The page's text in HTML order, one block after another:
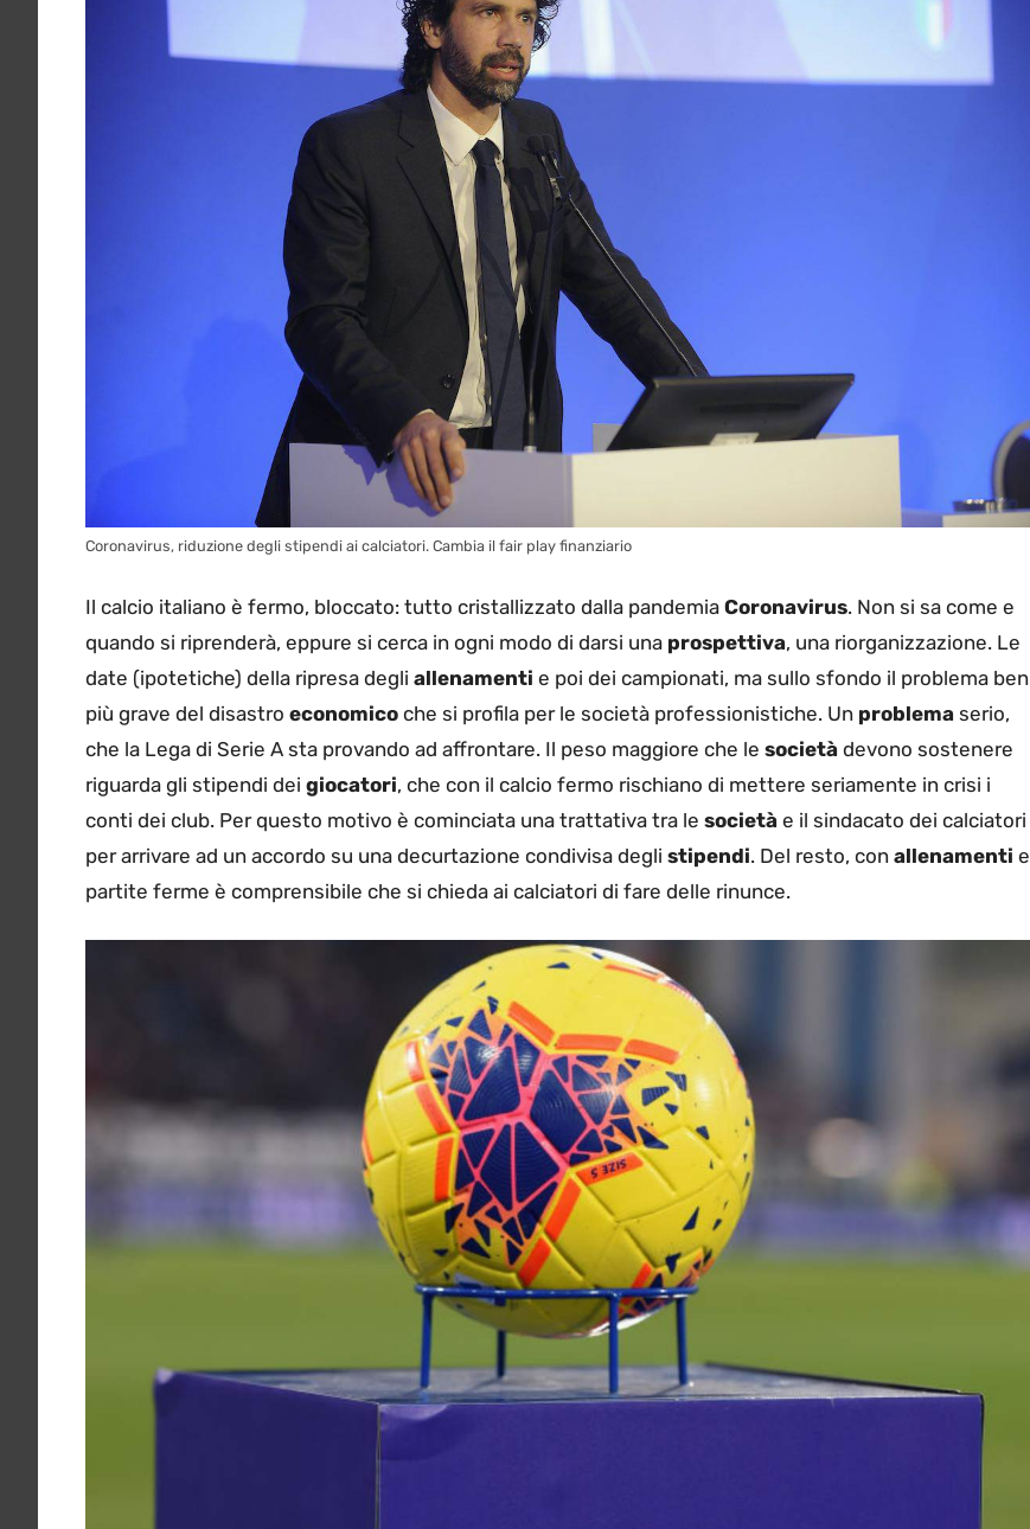
Coronavirus, riduzione degli stipendi ai calciatori. Cambia il fair play finanziario
Il calcio italiano è fermo, bloccato: tutto cristallizzato dalla pandemia Coronavirus. Non si sa come e
quando si riprenderà, eppure si cerca in ogni modo di darsi una prospettiva, una riorganizzazione. Le
date (ipotetiche) della ripresa degli allenamenti e poi dei campionati, ma sullo sfondo il problema ben
più grave del disastro economico che si profila per le società professionistiche. Un problema serio,
che la Lega di Serie A sta provando ad affrontare. Il peso maggiore che le società devono sostenere
riguarda gli stipendi dei giocatori, che con il calcio fermo rischiano di mettere seriamente in crisi i
conti dei club. Per questo motivo è cominciata una trattativa tra le società e il sindacato dei calciatori
per arrivare ad un accordo su una decurtazione condivisa degli stipendi. Del resto, con allenamenti e
partite ferme è comprensibile che si chieda ai calciatori di fare delle rinunce.